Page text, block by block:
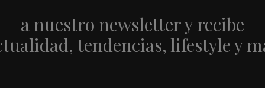
a nuestro newsletter y recibe
tendencias, lifestyle y